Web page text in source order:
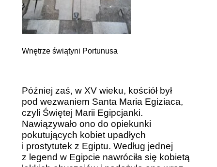
Wnętrze świątyni Portunusa
Później zaś, w XV wieku, kościół był
pod wezwaniem Santa Maria Egiziaca,
czyli Świętej Marii Egipcjanki.
Nawiązywało ono do opiekunki
pokutujących kobiet upadłych
i prostytutek z Egiptu. Według jednej
z legend w Egipcie nawróciła się kobietą